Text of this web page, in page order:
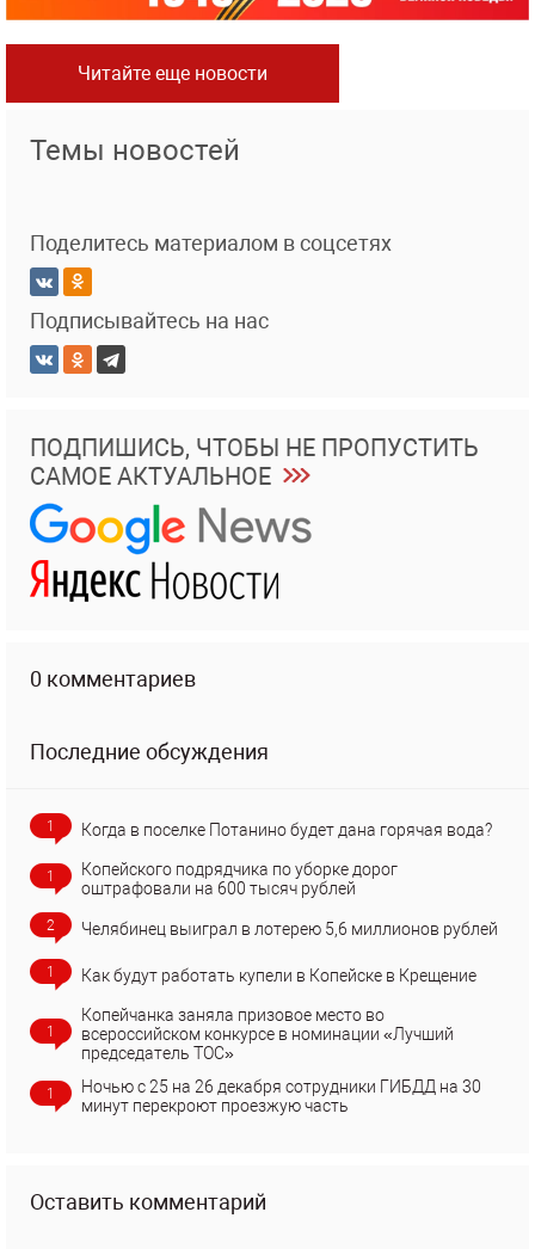
Читайте еще новости
Темы новостей
Поделитесь материалом в соцсетях
Подписывайтесь на нас
ПОДПИШИСЬ, ЧТОБЫ НЕ ПРОПУСТИТЬ
САМОЕ АКТУАЛЬНОЕ
0 комментариев
Последние обсуждения
1 Когда в поселке Потанино будет дана горячая вода?
1
Копейского подрядчика по уборке дорог
оштрафовали на 600 тысяч рублей
2 Челябинец выиграл в лотерею 5,6 миллионов рублей
1 Как будут работать купели в Копейске в Крещение
1
Копейчанка заняла призовое место во
всероссийском конкурсе в номинации «Лучший
председатель ТОС»
1
Ночью с 25 на 26 декабря сотрудники ГИБДД на 30
минут перекроют проезжую часть
Оставить комментарий